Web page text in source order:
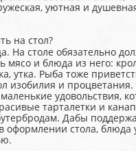
уютная и
на стол?
На столе обязательно
мясо и блюда из него:
утка. Рыба тоже
изобилия и
удовольствия,
тарталетки и
Дабы
оформлении стола, блюда